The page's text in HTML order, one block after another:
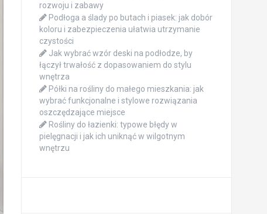
rozwoju i zabawy
Podłoga a ślady po butach i piasek: jak dobór
koloru i zabezpieczenia ułatwia utrzymanie
czystości
Jak wybrać wzór deski na podłodze, by
łączył trwałość z dopasowaniem do stylu
wnętrza
Półki na rośliny do małego mieszkania: jak
wybrać funkcjonalne i stylowe rozwiązania
oszczędzające miejsce
Rośliny do łazienki: typowe błędy w
pielęgnacji i jak ich uniknąć w wilgotnym
wnętrzu